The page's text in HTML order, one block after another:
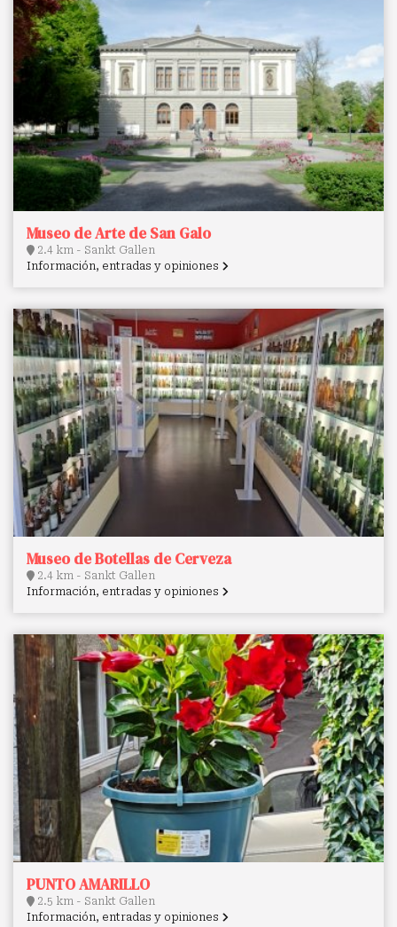
Museo de Arte de San Galo
2.4 km - Sankt Gallen
Información, entradas y opiniones
Museo de Botellas de Cerveza
2.4 km - Sankt Gallen
Información, entradas y opiniones
PUNTO AMARILLO
2.5 km - Sankt Gallen
Información, entradas y opiniones